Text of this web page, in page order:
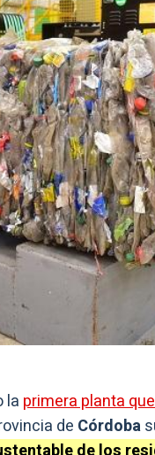
la primera planta
de Córdoba